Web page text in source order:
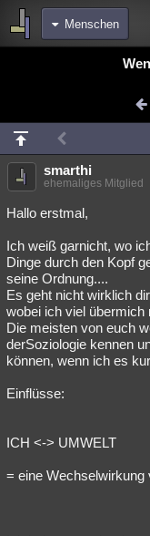
Menschen
Chat Wiki
meine Rubriken
Menschen
Spiritualität
Natur Umfragen
weitere Rubriken
Philosophie Träume
Astronomie
Übersichten
smarthi
ehemaliges Mitglied
Hallo erstmal,
Ich weiß garnicht, wo
Dinge durch den Kopf
seine Ordnung....
Es geht nicht wirklich
wobei ich viel übermich
Die meisten von euch
derSoziologie kennen
können, wenn ich es
Einflüsse:
ICH <-> UMWELT
= eine Wechselwirkung